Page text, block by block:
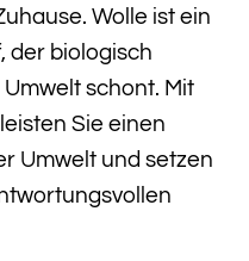
Wolle ist ein
der biologisch
schont. Mit
Sie einen
Umwelt und setzen